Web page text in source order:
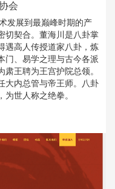
会
发展到最巅峰时期的产
切契合。董海川是八卦掌
遇高人传授道家八卦，炼
门、易学之理与古今各派
王聘为王宫护院总领。
大内总管与帝王师。八卦
世人称之绝拳。